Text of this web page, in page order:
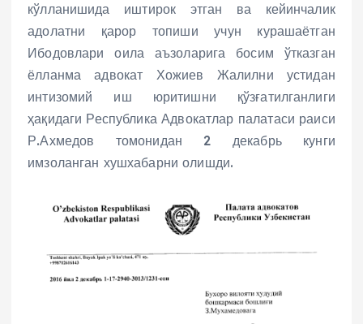
кўлланишида иштирок этган ва кейинчалик
адолатни қарор топиши учун курашаётган
Ибодовлари оила аъзоларига босим ўтказган
ёлланма адвокат Хожиев Жалилни устидан
интизомий иш юритишни қўзғатилганлиги
ҳақидаги Республика Адвокатлар палатаси раиси
Р.Ахмедов томонидан 2 декабрь кунги
имзоланган хушхабарни олишди.